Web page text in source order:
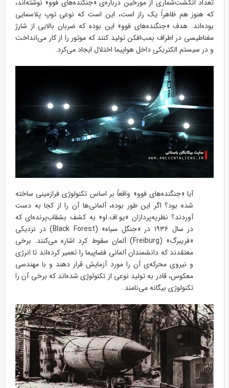
تعداد انگشت‌شماری از مورخین درباره‌ی «جنگنده‌های فوو» نوشته‌اند،
که هنوز هم ظاهراً یک راز است، این است که نوعی توپ پلاسمایی
بوده‌اند. هدف «جنگنده‌های فوو» این بوده که ضربان بالایی از شارژ
مغناطیسی در اطراف بمب‌افکن تولید کنند که موتور را از کار می‌انداخت
و در سیستم الکتریکی داخل هواپیما اختلال ایجاد می‌کرد.
آیا «جنگنده‌های فوو» واقعاً بر اساس تکنولوژی فرازمینی ساخته
شده بود؟ اگر این طور بوده، آلمانی‌ها آن را از کجا به دست
آوردند؟ نظریه‌پردازان «یو.اف.او» به کشف بشقاب‌پرنده‌ای که
در سال ۱۹۳۶ در «جنگل سیاه» (Black Forest) در نزدیکی
«فریبرگ» (Freiburg) آلمان سقوط کرد اشاره می‌کنند. برخی
معتقدند که دانشمندان آلمانی فضاپیما را تعمیر کرده‌اند تا انرژی
و نیروی محرکه‌ی آن را مورد آزمایش قرار دهند و با مهندسی
معکوس، قادر به تولید نوعی از تکنولوژی شده‌اند که برخی آن را
تکنولوژی بیگانه می‌نامند.